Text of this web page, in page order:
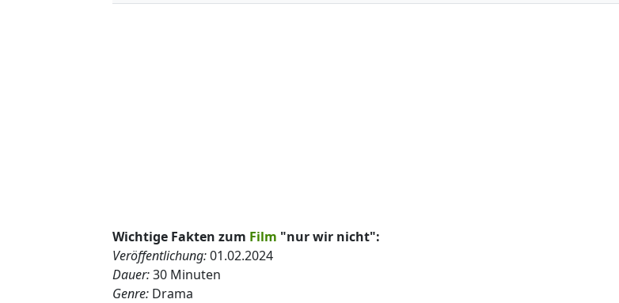
Wichtige Fakten zum Film "nur wir nicht":
Veröffentlichung:01.02.2024
Dauer:30 Minuten
Genre: Drama